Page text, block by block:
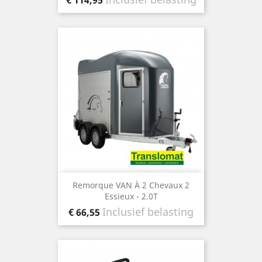
Remorque VAN À 2 Chevaux 2
Essieux - 2.0T
Prijs
€ 66,55 Inclusief belasting